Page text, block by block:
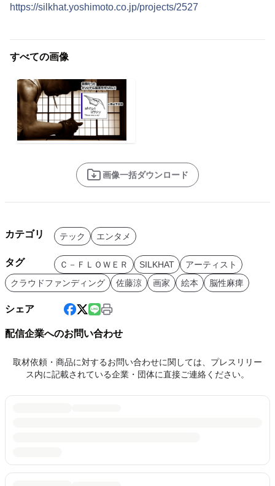
https://silkhat.yoshimoto.co.jp/projects/2527
すべての画像
画像一括ダウンロード
カテゴリ テック エンタメ
タグ Ｃ－ＦＬＯＷＥＲ SILKHAT
アーティスト
クラウドファンディング
佐藤涼 画家 絵本 脳性麻痺
シェア
配信企業へのお問い合わせ
取材依頼・商品に対するお問い合わせに関しては、プレスリリー
ス内に記載されている企業・団体に直接ご連絡ください。